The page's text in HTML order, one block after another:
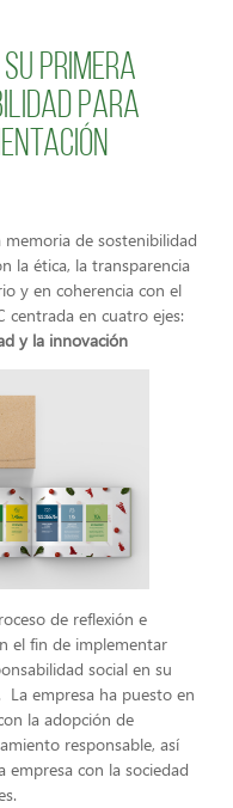
PRIMERA
PARA
de sostenibilidad
la ética, la transparencia
y en coherencia con el
centrada en cuatro ejes:
y la innovación
de reflexión e
el fin de implementar
social en su
empresa ha puesto en
la adopción de
responsable, así
con la sociedad